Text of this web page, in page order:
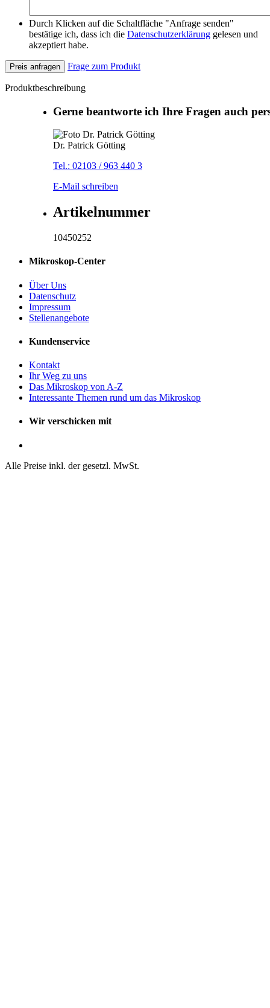
Durch Klicken auf die Schaltfläche "Anfrage senden"
bestätige ich, dass ich die Datenschutzerklärung gelesen und
akzeptiert habe.
Preis anfragen Frage zum Produkt
Produktbeschreibung
Gerne beantworte ich Ihre Fragen auch
Dr. Patrick Götting
Tel.: 02103 / 963 440 3
E-Mail schreiben
Artikelnummer
10450252
Mikroskop-Center
Über Uns
Datenschutz
Impressum
Stellenangebote
Kundenservice
Kontakt
Ihr Weg zu uns
Das Mikroskop von A-Z
Interessante Themen rund um das Mikroskop
Wir verschicken mit
Alle Preise inkl. der gesetzl. MwSt.